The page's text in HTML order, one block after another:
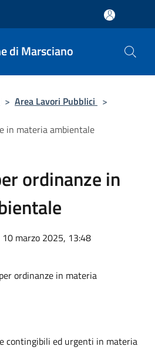
di Marsciano
> Area Lavori Pubblici >
in materia ambientale
ordinanze in
10 marzo 2025, 13:48
ordinanze in materia
contingibili ed urgenti in materia